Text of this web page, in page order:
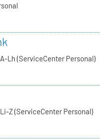
Lh (ServiceCenter Personal)
Z (ServiceCenter Personal)